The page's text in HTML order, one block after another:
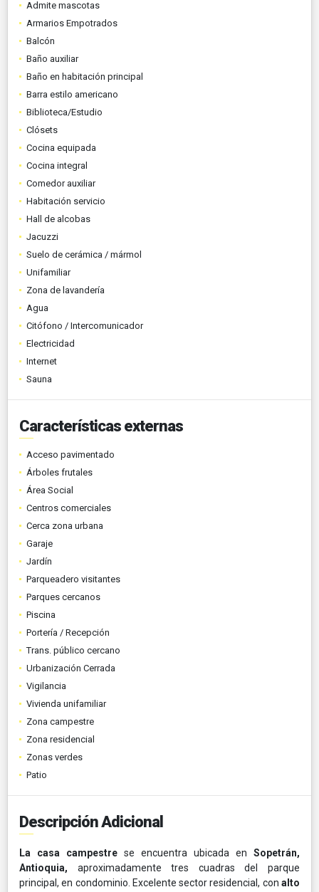
Admite mascotas
Armarios Empotrados
Balcón
Baño auxiliar
Baño en habitación principal
Barra estilo americano
Biblioteca/Estudio
Clósets
Cocina equipada
Cocina integral
Comedor auxiliar
Habitación servicio
Hall de alcobas
Jacuzzi
Suelo de cerámica / mármol
Unifamiliar
Zona de lavandería
Agua
Citófono / Intercomunicador
Electricidad
Internet
Sauna
Características externas
Acceso pavimentado
Árboles frutales
Área Social
Centros comerciales
Cerca zona urbana
Garaje
Jardín
Parqueadero visitantes
Parques cercanos
Piscina
Portería / Recepción
Trans. público cercano
Urbanización Cerrada
Vigilancia
Vivienda unifamiliar
Zona campestre
Zona residencial
Zonas verdes
Patio
Descripción Adicional
La casa campestre se encuentra ubicada en Sopetrán,
Antioquia, aproximadamente tres cuadras del parque
principal, en condominio. Excelente sector residencial, con alto